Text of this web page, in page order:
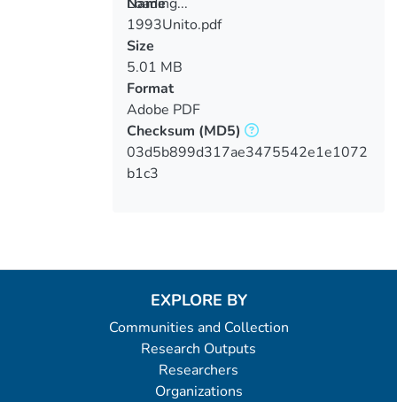
Loading...
1993Unito.pdf
Size
5.01 MB
Format
Adobe PDF
Checksum (MD5)
03d5b899d317ae3475542e1e1072
b1c3
EXPLORE BY
Communities and Collection
Research Outputs
Researchers
Organizations